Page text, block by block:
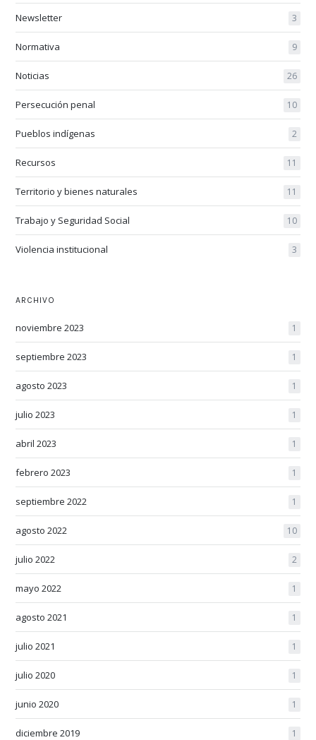
Newsletter 3
Normativa 9
Noticias 26
Persecución penal 10
Pueblos indígenas 2
Recursos 11
Territorio y bienes naturales 11
Trabajo y Seguridad Social 10
Violencia institucional 3
ARCHIVO
noviembre 2023 1
septiembre 2023 1
agosto 2023 1
julio 2023 1
abril 2023 1
febrero 2023 1
septiembre 2022 1
agosto 2022 10
julio 2022 2
mayo 2022 1
agosto 2021 1
julio 2021 1
julio 2020 1
junio 2020 1
diciembre 2019 1